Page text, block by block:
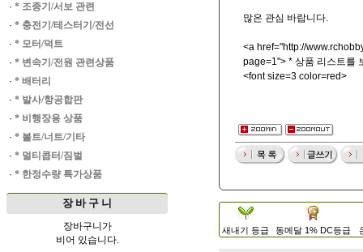
· * 조종기/서보 관련
· * 충전기/테스터기/전선
· * 모터/덕트
· * 변속기/전원 관련상품
· * 배터리
· * 발사/항공합판
· * 비행장용 상품
· * 볼트/너트/기타
· * 멀티콥터/짐벌
· * 한정수량 특가상품
장 바 구 니
장바구니가
비어 있습니다.
많은 관심 바랍니다.
<a href="http://
page=1"> * 상품 리스트를
<font size=3 color=red>
새내기 등급 동메달 1% DC등급